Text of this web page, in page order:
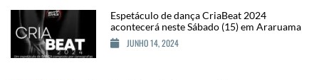
Espetáculo de dança CriaBeat 2024
acontecerá neste Sábado (15) em Araruama
JUNHO 14, 2024